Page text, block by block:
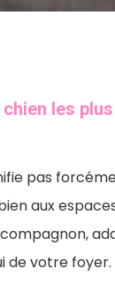
les
pas
aux
de votre foyer.